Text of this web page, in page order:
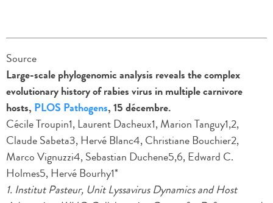
Source
Large-scale phylogenomic analysis reveals the complex
evolutionary history of rabies virus in multiple carnivore
hosts, PLOS Pathogens, 15 décembre.
Cécile Troupin1, Laurent Dacheux1, Marion Tanguy1,2,
Claude Sabeta3, Hervé Blanc4, Christiane Bouchier2,
Marco Vignuzzi4, Sebastian Duchene5,6, Edward C.
Holmes5, Hervé Bourhy1*
1. Institut Pasteur, Unit Lyssavirus Dynamics and Host